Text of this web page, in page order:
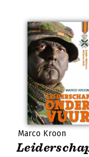
Marco Kroon